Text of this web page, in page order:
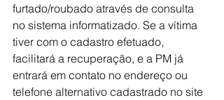
furtado/roubado através de consulta
no sistema informatizado. Se a vítima
tiver com o cadastro efetuado,
facilitará a recuperação, e a PM já
entrará em contato no endereço ou
telefone alternativo cadastrado no site